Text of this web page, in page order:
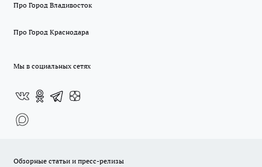
Про Город Владивосток
Про Город Краснодара
Мы в социальных сетях
Обзорные статьи и пресс-релизы